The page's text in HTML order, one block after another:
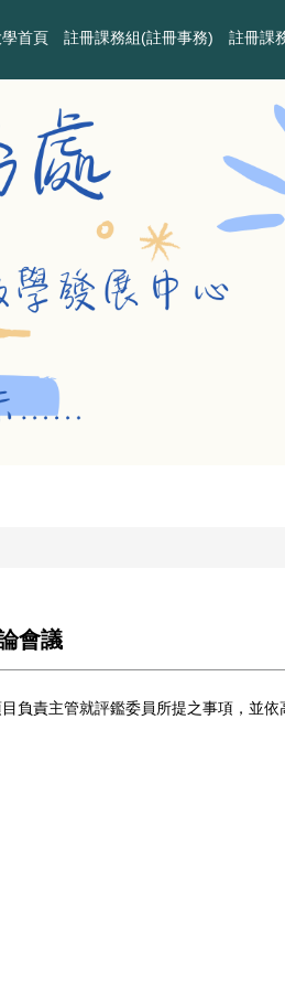
首頁 註冊課務組(註冊事務) 註冊課
會議
責主管就評鑑委員所提之事項，並依